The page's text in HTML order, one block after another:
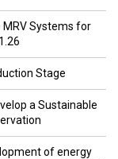
Systems for
Stage
a Sustainable
of energy